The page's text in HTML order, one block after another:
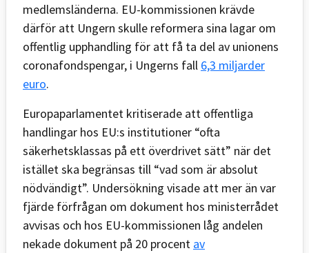
medlemsländerna. EU-kommissionen krävde
därför att Ungern skulle reformera sina lagar om
offentlig upphandling för att få ta del av unionens
coronafondspengar, i Ungerns fall 6,3 miljarder
euro.
Europaparlamentet kritiserade att offentliga
handlingar hos EU:s institutioner “ofta
säkerhetsklassas på ett överdrivet sätt” när det
istället ska begränsas till “vad som är absolut
nödvändigt”. Undersökning visade att mer än var
fjärde förfrågan om dokument hos ministerrådet
avvisas och hos EU-kommissionen låg andelen
nekade dokument på 20 procent av